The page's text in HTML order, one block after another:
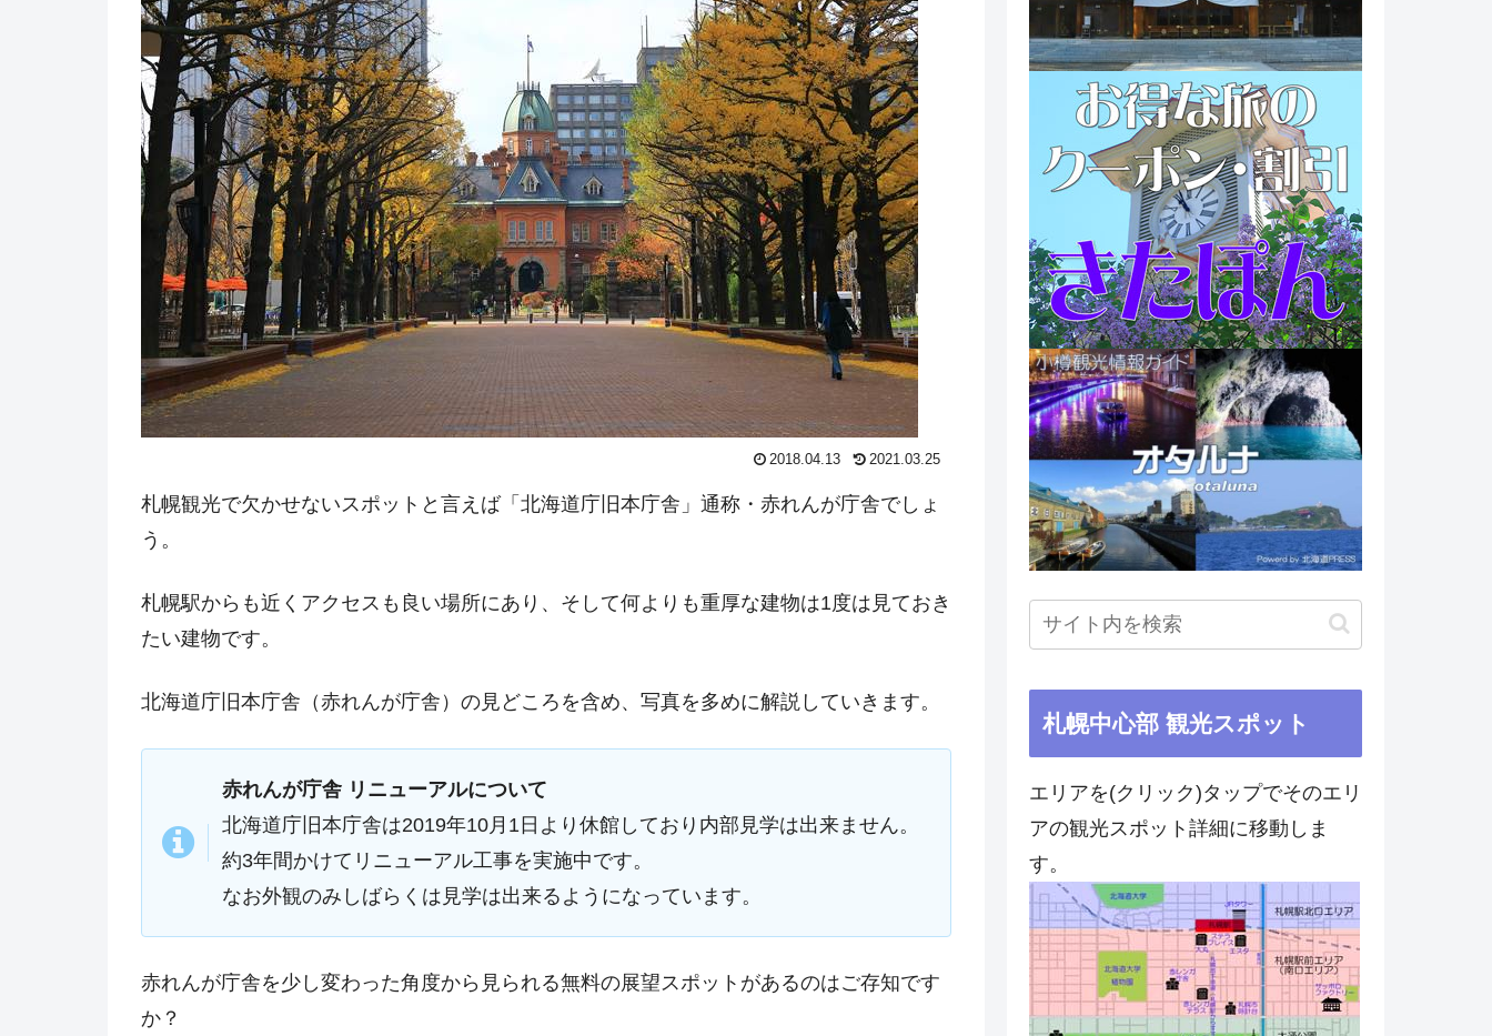
2018.04.13 2021.03.25
札幌観光で欠かせないスポットと言えば「北海道庁旧本庁舎」通称・赤れんが庁舎でしょ
う。
札幌駅からも近くアクセスも良い場所にあり、そして何よりも重厚な建物は1度は見ておき
たい建物です。
北海道庁旧本庁舎（赤れんが庁舎）の見どころを含め、写真を多めに解説していきます。
赤れんが庁舎 リニューアルについて
北海道庁旧本庁舎は2019年10月1日より休館しており内部見学は出来ません。
約3年間かけてリニューアル工事を実施中です。
なお外観のみしばらくは見学は出来るようになっています。
赤れんが庁舎を少し変わった角度から見られる無料の展望スポットがあるのはご存知です
か？
札幌中心部 観光スポット
エリアを(クリック)タップでそのエリ
アの観光スポット詳細に移動しま
す。